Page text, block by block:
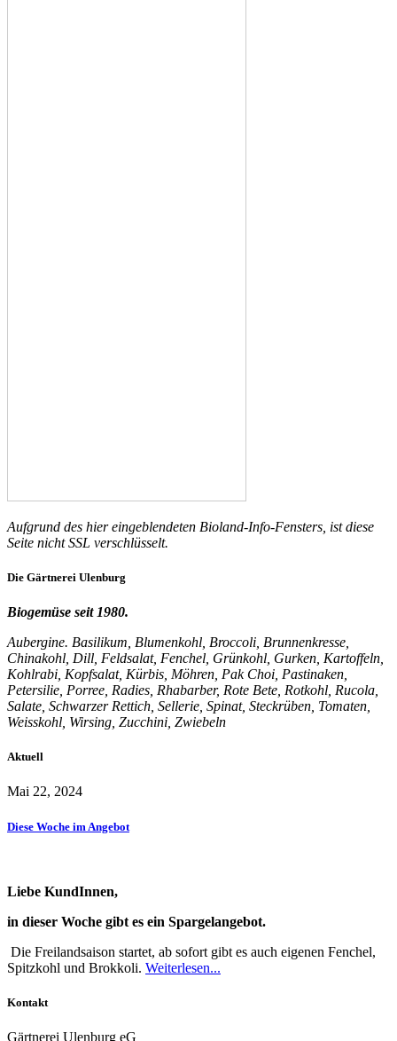
Aufgrund des hier eingeblendeten Bioland-Info-Fensters, ist diese
Seite nicht SSL verschlüsselt.
Die Gärtnerei Ulenburg
Biogemüse seit 1980.
Aubergine. Basilikum, Blumenkohl, Broccoli, Brunnenkresse,
Chinakohl, Dill, Feldsalat, Fenchel, Grünkohl, Gurken, Kartoffeln,
Kohlrabi, Kopfsalat, Kürbis, Möhren, Pak Choi, Pastinaken,
Petersilie, Porree, Radies, Rhabarber, Rote Bete, Rotkohl, Rucola,
Salate, Schwarzer Rettich, Sellerie, Spinat, Steckrüben, Tomaten,
Weisskohl, Wirsing, Zucchini, Zwiebeln
Aktuell
Mai 22, 2024
Diese Woche im Angebot
Liebe KundInnen,
in dieser Woche gibt es ein Spargelangebot.
Die Freilandsaison startet, ab sofort gibt es auch eigenen Fenchel,
Spitzkohl und Brokkoli. Weiterlesen...
Kontakt
Gärtnerei Ulenburg eG